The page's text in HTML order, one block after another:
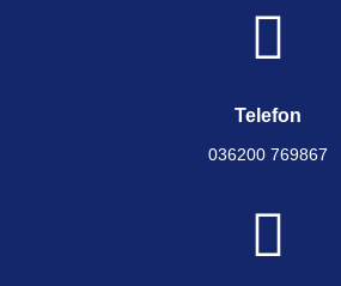

Telefon
036200 769867
